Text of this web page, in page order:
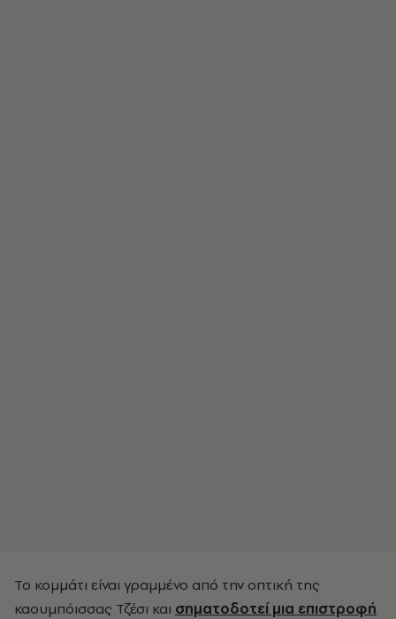
Το κομμάτι είναι γραμμένο από την οπτική της
καουμπόισσας Τζέσι και σηματοδοτεί μια επιστροφή